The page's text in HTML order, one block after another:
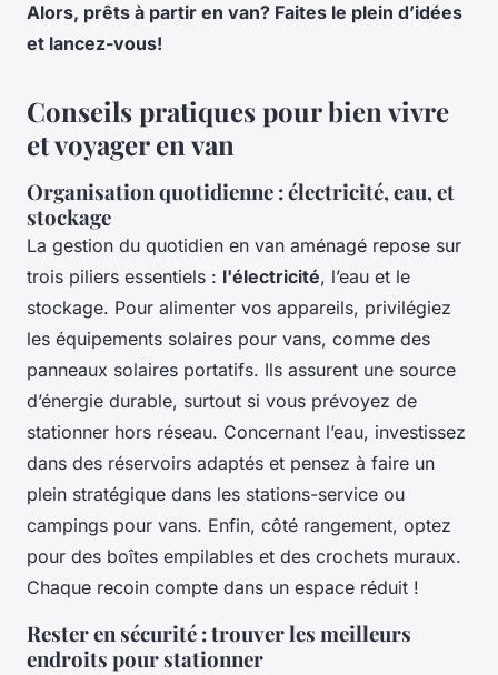
Alors, prêts à partir en van? Faites le plein d’idées
et lancez-vous!
Conseils pratiques pour bien vivre
et voyager en van
Organisation quotidienne : électricité, eau, et
stockage
La gestion du quotidien en van aménagé repose sur
trois piliers essentiels : l'électricité, l’eau et le
stockage. Pour alimenter vos appareils, privilégiez
les équipements solaires pour vans, comme des
panneaux solaires portatifs. Ils assurent une source
d’énergie durable, surtout si vous prévoyez de
stationner hors réseau. Concernant l’eau, investissez
dans des réservoirs adaptés et pensez à faire un
plein stratégique dans les stations-service ou
campings pour vans. Enfin, côté rangement, optez
pour des boîtes empilables et des crochets muraux.
Chaque recoin compte dans un espace réduit !
Rester en sécurité : trouver les meilleurs
endroits pour stationner